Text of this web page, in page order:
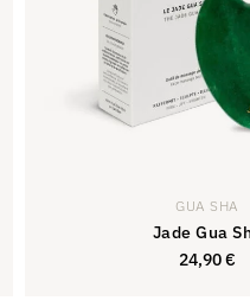
GUA SHA
Jade Gua
24,90€